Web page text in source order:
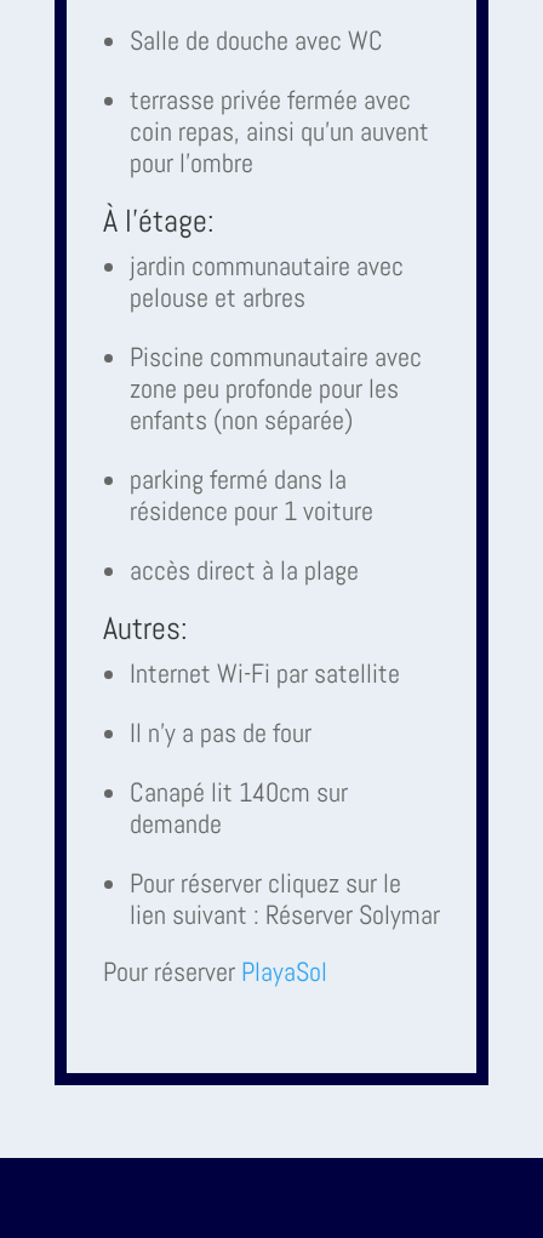
Salle de douche avec WC
terrasse privée fermée avec
coin repas, ainsi qu'un auvent
pour l'ombre
À l'étage:
jardin communautaire avec
pelouse et arbres
Piscine communautaire avec
zone peu profonde pour les
enfants (non séparée)
parking fermé dans la
résidence pour 1 voiture
accès direct à la plage
Autres:
Internet Wi-Fi par satellite
Il n'y a pas de four
Canapé lit 140cm sur
demande
Pour réserver cliquez sur le
lien suivant : Réserver Solymar
Pour réserver PlayaSol